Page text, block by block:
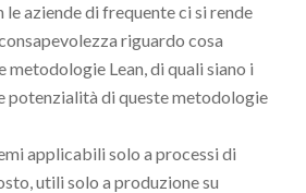
aziende di frequente ci si rende
riguardo cosa
metodologie Lean, di quali siano i
potenzialità di queste metodologie
applicabili solo a processi di
utili solo a produzione su